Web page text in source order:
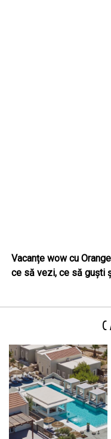
Vacanțe wow cu
ce să vezi, ce să guști